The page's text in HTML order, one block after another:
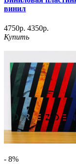
винил
4750р. 4350р.
Купить
- 8%